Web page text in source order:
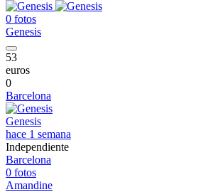
0 fotos
Genesis
53
euros
0
Barcelona
Genesis
hace 1 semana
Independiente
Barcelona
0 fotos
Amandine